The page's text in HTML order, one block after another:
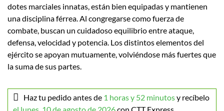
dotes marciales innatas, están bien equipadas y mantienen
una disciplina férrea. Al congregarse como fuerza de
combate, buscan un cuidadoso equilibrio entre ataque,
defensa, velocidad y potencia. Los distintos elementos del
ejército se apoyan mutuamente, volviéndose más fuertes que
la suma de sus partes.
Haz tu pedido antes de 1 horas y 52 minutosy recíbelo